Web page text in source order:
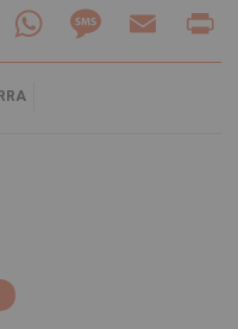
MeneameWhatsAppMessageEmail